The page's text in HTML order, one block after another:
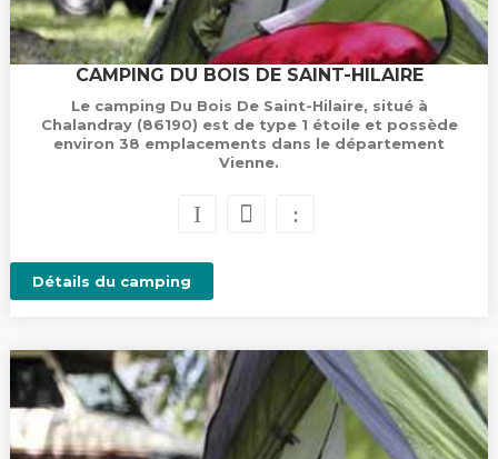
CAMPING DU BOIS DE SAINT-HILAIRE
Le camping Du Bois De Saint-Hilaire, situé à
Chalandray (86190) est de type 1 étoile et possède
environ 38 emplacements dans le département
Vienne.
Détails du camping